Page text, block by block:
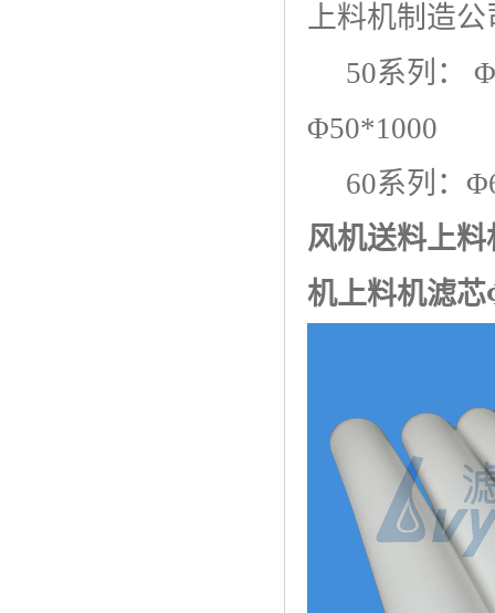
上料机制造
50系列：
Φ50*1000
60系列：
风机送料上
机上料机滤芯